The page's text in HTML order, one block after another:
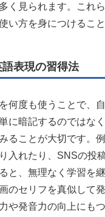
く見られます。これ
い方を身につけるこ
表現の習得法
何度も使うことで、
に暗記するのではな
ることが大切です。
入れたり、SNSの投
と、無理なく学習を
のセリフを真似して
や発音力の向上にも